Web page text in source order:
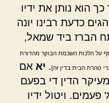
הוא נותן את ידיו
כדעת רבינו יונה
הברז ביד שמאל,
על הלכות השכמת הבוקר מהדורת
טהרת הבית בדין זה]. יא אם
הדין די בפעם
ויטול ידיו